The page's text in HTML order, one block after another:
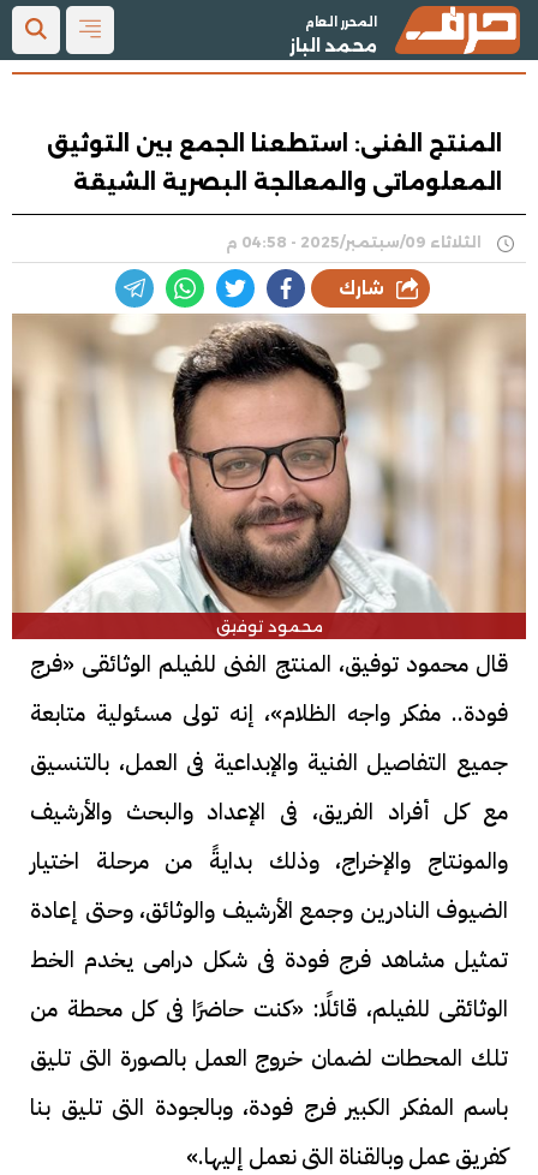
المحرر العام
محمد الباز
المنتج الفنى: استطعنا الجمع بين التوثيق
المعلوماتى والمعالجة البصرية الشيقة
الثلاثاء 09/سبتمبر/2025 - 04:58 م
شارك
محمود توفيق
قال محمود توفيق، المنتج الفنى للفيلم الوثائقى «فرج
فودة.. مفكر واجه الظلام»، إنه تولى مسئولية متابعة
جميع التفاصيل الفنية والإبداعية فى العمل، بالتنسيق
مع كل أفراد الفريق، فى الإعداد والبحث والأرشيف
والمونتاج والإخراج، وذلك بدايةً من مرحلة اختيار
الضيوف النادرين وجمع الأرشيف والوثائق، وحتى إعادة
تمثيل مشاهد فرج فودة فى شكل درامى يخدم الخط
الوثائقى للفيلم، قائلًا: «كنت حاضرًا فى كل محطة من
تلك المحطات لضمان خروج العمل بالصورة التى تليق
باسم المفكر الكبير فرج فودة، وبالجودة التى تليق بنا
كفريق عمل وبالقناة التى نعمل إليها.»